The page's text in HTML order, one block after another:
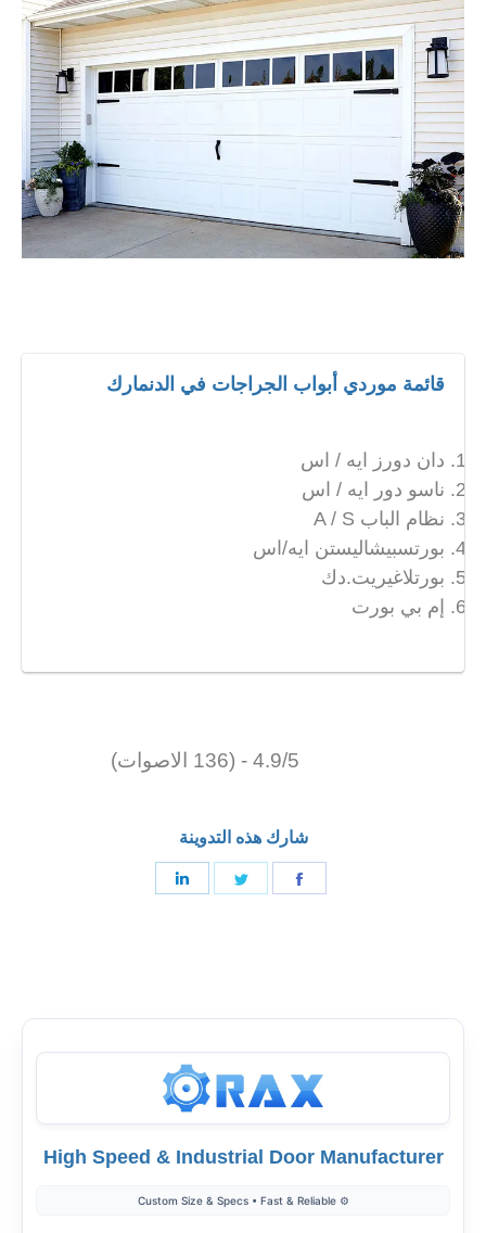
قائمة موردي أبواب الجراجات في الدنمارك
دان دورز ايه / اس
ناسو دور ايه / اس
نظام الباب A / S
بورتسبيشاليستن ايه/اس
بورتلاغيريت.دك
إم بي بورت
4.9/5 - (136 الاصوات)
شارك هذه التدوينة
High Speed & Industrial Door Manufacturer
⚙️ Custom Size & Specs • Fast & Reliable